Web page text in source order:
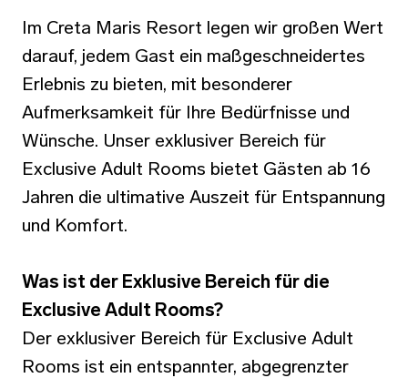
Im Creta Maris Resort legen wir großen Wert
darauf, jedem Gast ein maßgeschneidertes
Erlebnis zu bieten, mit besonderer
Aufmerksamkeit für Ihre Bedürfnisse und
Wünsche. Unser exklusiver Bereich für
Exclusive Adult Rooms bietet Gästen ab 16
Jahren die ultimative Auszeit für Entspannung
und Komfort.
Was ist der Exklusive Bereich für die
Exclusive Adult Rooms?
Der exklusiver Bereich für Exclusive Adult
Rooms ist ein entspannter, abgegrenzter